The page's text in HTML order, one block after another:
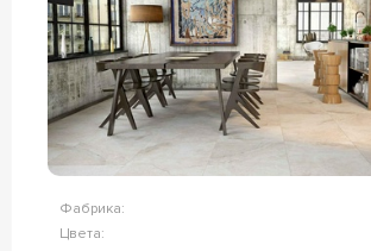
Фабрика:
Цвета: